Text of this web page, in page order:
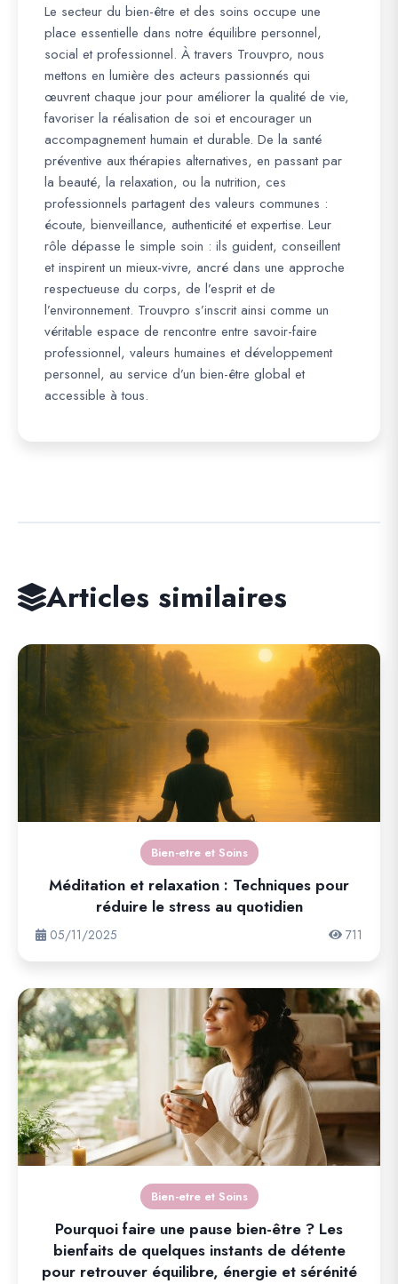
Le secteur du bien-être et des soins occupe une
place essentielle dans notre équilibre personnel,
social et professionnel. À travers Trouvpro, nous
mettons en lumière des acteurs passionnés qui
œuvrent chaque jour pour améliorer la qualité de vie,
favoriser la réalisation de soi et encourager un
accompagnement humain et durable. De la santé
préventive aux thérapies alternatives, en passant par
la beauté, la relaxation, ou la nutrition, ces
professionnels partagent des valeurs communes :
écoute, bienveillance, authenticité et expertise. Leur
rôle dépasse le simple soin : ils guident, conseillent
et inspirent un mieux-vivre, ancré dans une approche
respectueuse du corps, de l’esprit et de
l’environnement. Trouvpro s’inscrit ainsi comme un
véritable espace de rencontre entre savoir-faire
professionnel, valeurs humaines et développement
personnel, au service d’un bien-être global et
accessible à tous.
Articles similaires
Bien-etre et Soins
Méditation et relaxation : Techniques pour
réduire le stress au quotidien
05/11/2025 711
Bien-etre et Soins
Pourquoi faire une pause bien-être ? Les
bienfaits de quelques instants de détente
pour retrouver équilibre, énergie et sérénité